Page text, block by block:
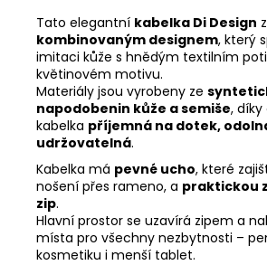
Tato elegantní kabelka Di Design
kombinovaným designem, který
imitaci kůže s hnědým textilním
květinovém motivu.
Materiály jsou vyrobeny ze
napodobenin kůže a semiše, díky
kabelka příjemná na dotek,
udržovatelná.
Kabelka má pevné ucho, které
nošení přes rameno, a praktickou
zip.
Hlavní prostor se uzavírá zipem a
místa pro všechny nezbytnosti –
kosmetiku i menší tablet.